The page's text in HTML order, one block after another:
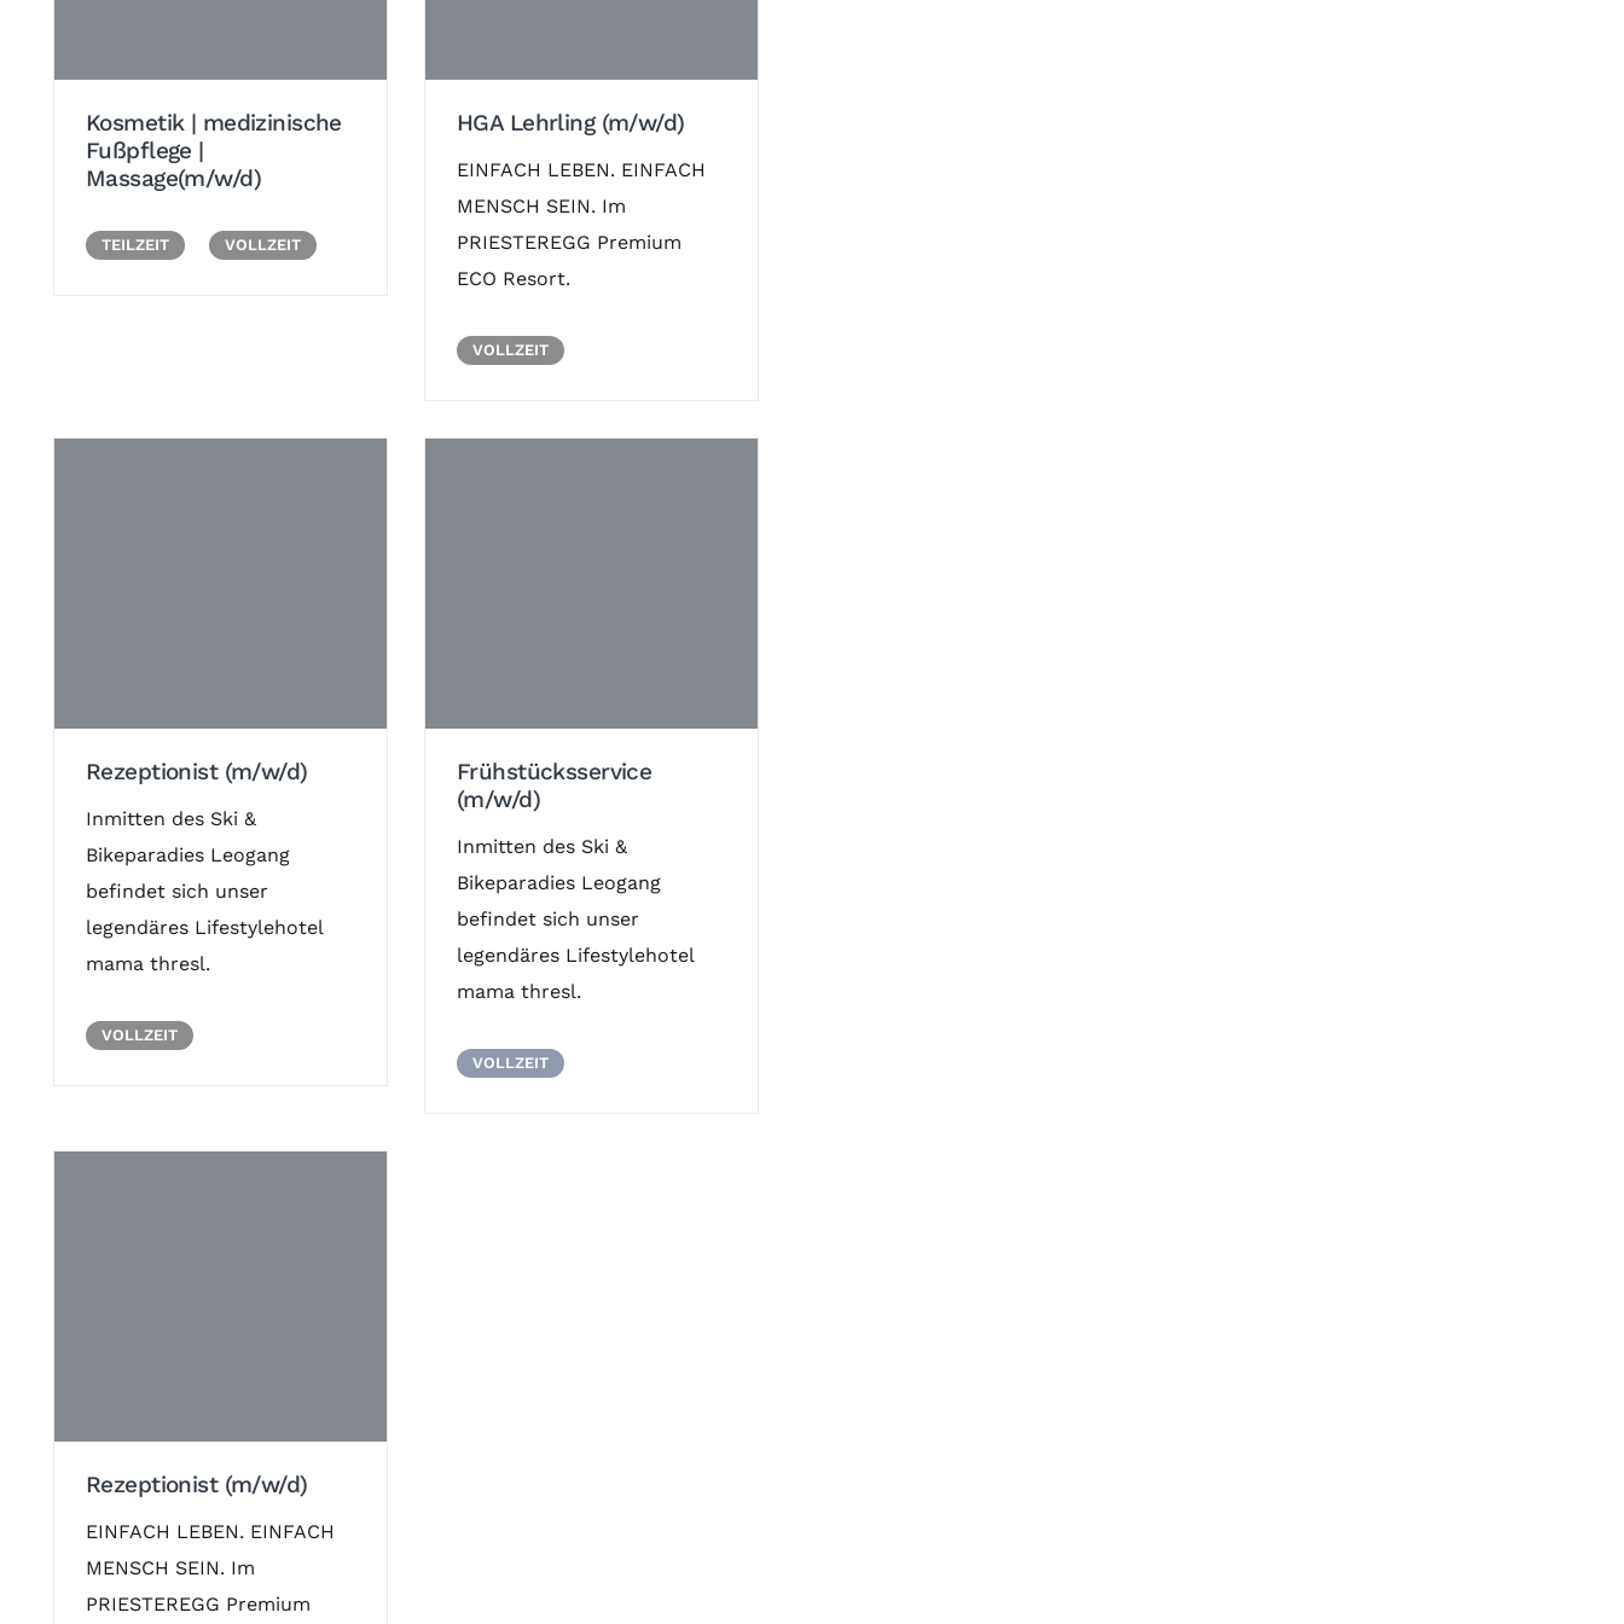
Kosmetik | medizinische
Fußpflege |
Massage(m/w/d)
TEILZEIT VOLLZEIT
HGA Lehrling (m/w/d)
EINFACH LEBEN. EINFACH
MENSCH SEIN. Im
PRIESTEREGG Premium
ECO Resort.
VOLLZEIT
Rezeptionist (m/w/d)
Inmitten des Ski &
Bikeparadies Leogang
befindet sich unser
legendäres Lifestylehotel
mama thresl.
VOLLZEIT
Frühstücksservice
(m/w/d)
Inmitten des Ski &
Bikeparadies Leogang
befindet sich unser
legendäres Lifestylehotel
mama thresl.
VOLLZEIT
Rezeptionist (m/w/d)
EINFACH LEBEN. EINFACH
MENSCH SEIN. Im
PRIESTEREGG Premium